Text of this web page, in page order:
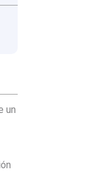
un